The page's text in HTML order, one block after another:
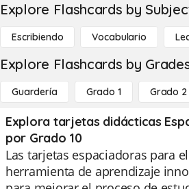
Explore Flashcards by
Escribiendo Vocabulario
Explore Flashcards by
Guardería Grado 1 Grado 2
Explora tarjetas didácticas
por Grado 10
Las tarjetas espaciadoras para
herramienta de aprendizaje